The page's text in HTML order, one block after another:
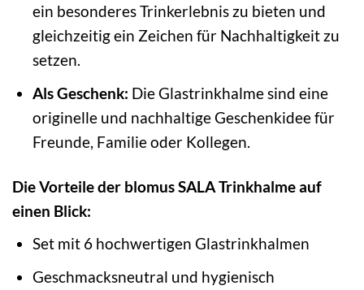
ein besonderes Trinkerlebnis zu bieten und
gleichzeitig ein Zeichen für Nachhaltigkeit zu
setzen.
Als Geschenk: Die Glastrinkhalme sind eine
originelle und nachhaltige Geschenkidee für
Freunde, Familie oder Kollegen.
Die Vorteile der blomus SALA Trinkhalme auf
einen Blick:
Set mit 6 hochwertigen Glastrinkhalmen
Geschmacksneutral und hygienisch